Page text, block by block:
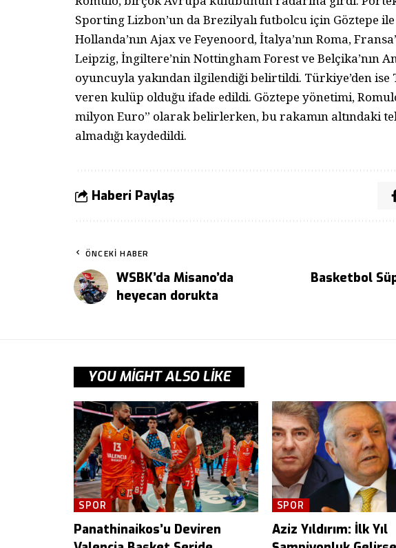
Sporting Lizbon’un da Brezilyalı futbolcu için Göztepe
Hollanda’nın Ajax ve Feyenoord, İtalya’nın Roma,
Leipzig, İngiltere’nin Nottingham Forest ve Belçika’nın
oyuncuyla yakından ilgilendiği belirtildi. Türkiye’den
veren kulüp olduğu ifade edildi. Göztepe yönetimi,
milyon Euro” olarak belirlerken, bu rakamın altındaki
almadığı kaydedildi.
Haberi Paylaş
ÖNCEKI HABER
WSBK’da Misano’da
heyecan dorukta
Basketbol
YOU MIGHT ALSO LIKE
SPOR
Panathinaikos’u Deviren
SPOR
Aziz Yıldırım: İlk Yıl